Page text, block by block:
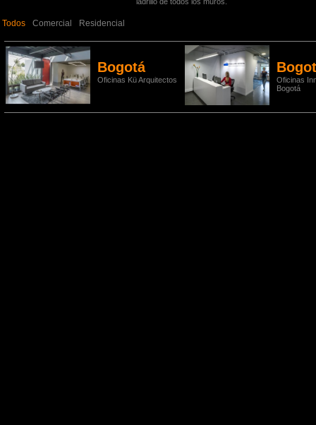
Todos Comercial Residencial
Bogotá
Oficinas Kü Arquitectos
Oficinas
Bogotá